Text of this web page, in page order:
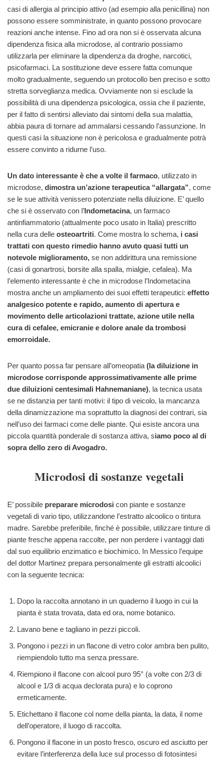
casi di allergia al principio attivo (ad esempio alla penicillina) non
possono essere somministrate, in quanto possono provocare
reazioni anche intense. Fino ad ora non si è osservata alcuna
dipendenza fisica alla microdose, al contrario possiamo
utilizzarla per eliminare la dipendenza da droghe, narcotici,
psicofarmaci. La sostituzione deve essere fatta comunque
molto gradualmente, seguendo un protocollo ben preciso e sotto
stretta sorveglianza medica. Ovviamente non si esclude la
possibilità di una dipendenza psicologica, ossia che il paziente,
per il fatto di sentirsi alleviato dai sintomi della sua malattia,
abbia paura di tornare ad ammalarsi cessando l’assunzione. In
questi casi la situazione non è pericolosa e gradualmente potrà
essere convinto a ridurne l’uso.
Un dato interessante è che a volte il farmaco, utilizzato in
microdose, dimostra un’azione terapeutica “allargata”, come
se le sue attività venissero potenziate nella diluizione. E’ quello
che si è osservato con l’Indometacina, un farmaco
antinfiammatorio (attualmente poco usato in Italia) prescritto
nella cura delle osteoartriti. Come mostra lo schema, i casi
trattati con questo rimedio hanno avuto quasi tutti un
notevole miglioramento, se non addirittura una remissione
(casi di gonartrosi, borsite alla spalla, mialgie, cefalea). Ma
l’elemento interessante è che in microdose l’Indometacina
mostra anche un ampliamento dei suoi effetti terapeutici: effetto
analgesico potente e rapido, aumento di apertura e
movimento delle articolazioni trattate, azione utile nella
cura di cefalee, emicranie e dolore anale da trombosi
emorroidale.
Per quanto possa far pensare all’omeopatia (la diluizione in
microdose corrisponde approssimativamente alle prime
due diluizioni centesimali Hahnemaniane), la tecnica usata
se ne distanzia per tanti motivi: il tipo di veicolo, la mancanza
della dinamizzazione ma soprattutto la diagnosi dei contrari, sia
nell’uso dei farmaci come delle piante. Qui esiste ancora una
piccola quantità ponderale di sostanza attiva, siamo poco al di
sopra dello zero di Avogadro.
Microdosi di sostanze vegetali
E’ possibile preparare microdosi con piante e sostanze
vegetali di vario tipo, utilizzandone l’estratto alcoolico o tintura
madre. Sarebbe preferibile, finché è possibile, utilizzare tinture di
piante fresche appena raccolte, per non perdere i vantaggi dati
dal suo equilibrio enzimatico e biochimico. In Messico l’equipe
del dottor Martinez prepara personalmente gli estratti alcoolici
con la seguente tecnica:
Dopo la raccolta annotano in un quaderno il luogo in cui la
pianta è stata trovata, data ed ora, nome botanico.
Lavano bene e tagliano in pezzi piccoli.
Pongono i pezzi in un flacone di vetro color ambra ben pulito,
riempiendolo tutto ma senza pressare.
Riempiono il flacone con alcool puro 95° (a volte con 2/3 di
alcool e 1/3 di acqua declorata pura) e lo coprono
ermeticamente.
Etichettano il flacone col nome della pianta, la data, il nome
dell’operatore, il luogo di raccolta.
Pongono il flacone in un posto fresco, oscuro ed asciutto per
evitare l’interferenza della luce sul processo di fotosintesi